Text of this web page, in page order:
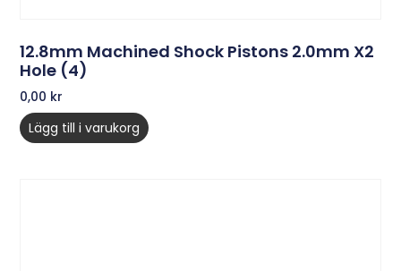
12.8mm Machined Shock Pistons 2.0mm X2
Hole (4)
0,00 kr
Lägg till i varukorg